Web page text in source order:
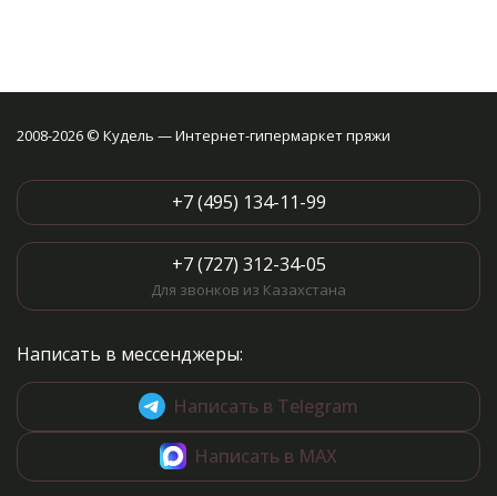
2008-2026 © Кудель — Интернет-гипермаркет пряжи
+7 (495) 134-11-99
+7 (727) 312-34-05
Для звонков из Казахстана
Написать в мессенджеры:
Написать в Telegram
Написать в MAX